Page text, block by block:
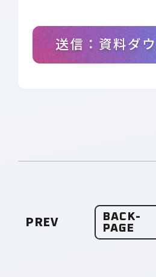
PREV
BACK-
PAGE